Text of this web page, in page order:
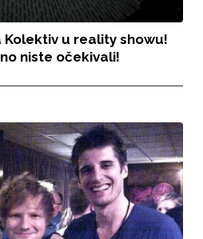
Kolektiv u reality showu!
niste očekivali!